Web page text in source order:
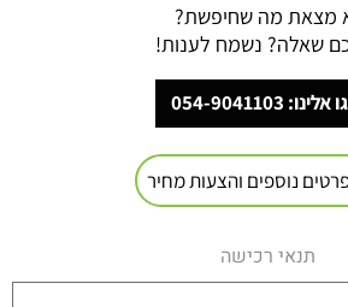
מצאת מה שחיפשת?
שאלה? נשמח לענות!
054-9041103
נוספים והצעות מחיר
תנאי רכישה